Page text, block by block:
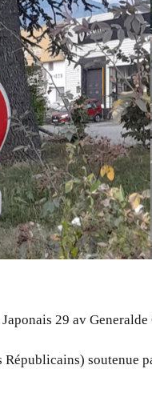
29 av Generalde
soutenue